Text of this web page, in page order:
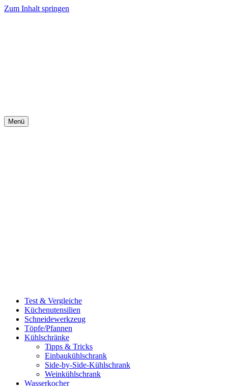
Zum Inhalt springen
Menü
Test & Vergleiche
Küchenutensilien
Schneidewerkzeug
Töpfe/Pfannen
Kühlschränke
Tipps & Tricks
Einbaukühlschrank
Side-by-Side-Kühlschrank
Weinkühlschrank
Wasserkocher